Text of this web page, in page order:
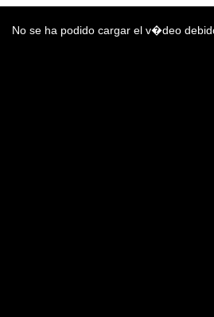
No se ha podido cargar el v�deo